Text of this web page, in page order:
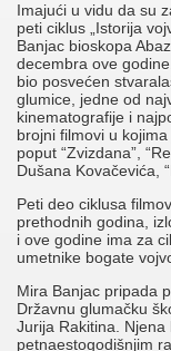
Imajući u vidu da su
peti ciklus „Istorija
Banjac bioskopa
decembra ove
bio posvećen
glumice, jedne od
kinematografije i
brojni filmovi u
poput “Zvizdana”,
Dušana Kovačevića,
Peti deo ciklusa
prethodnih godina,
i ove godine ima za
umetnike bogate
Mira Banjac pripada
Državnu glumačku
Jurija Rakitina.
petnaestogodišnjim